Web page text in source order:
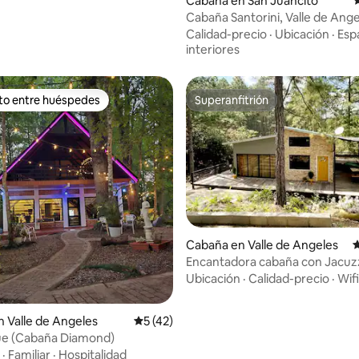
Cabaña Santorini, Valle de
Calidad-precio · Ubicación ·
interiores
5 de 5, 20 reseñas
huéspedes preferido
entre huéspedes
Valle de Angeles Calificación promedio: 5 de 5, 42 reseñas
5 (42)
(Cabaña Diamond)
· Familiar · Hospitalidad
Superanfitrión
Superanfitrión
Cabaña en Valle de Angeles
Encantadora cabaña con
de Angeles.
Ubicación · Calidad-precio · Wifi